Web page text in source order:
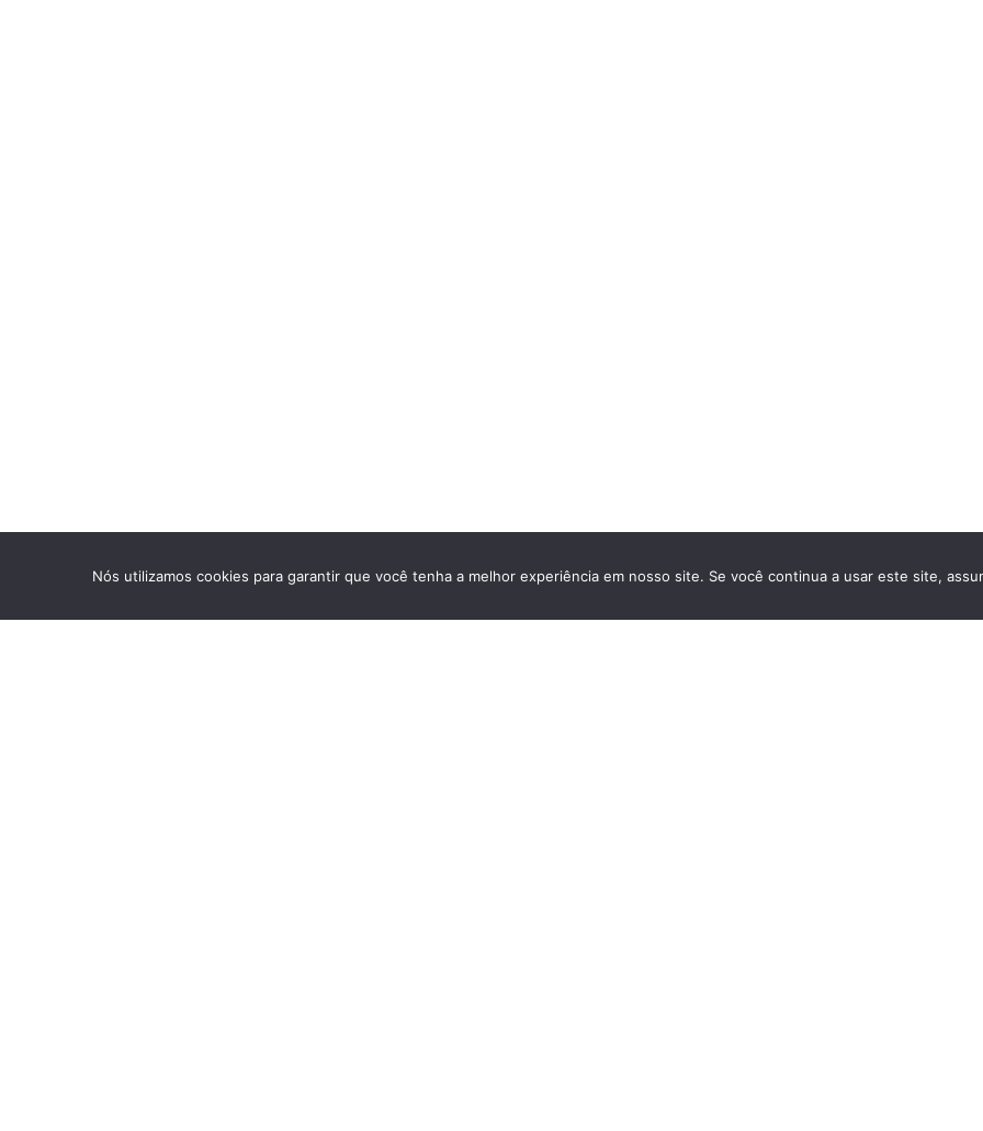
Nós utilizamos cookies para garantir que você tenha a melhor experiência em nosso site. Se você continua a usar este site,